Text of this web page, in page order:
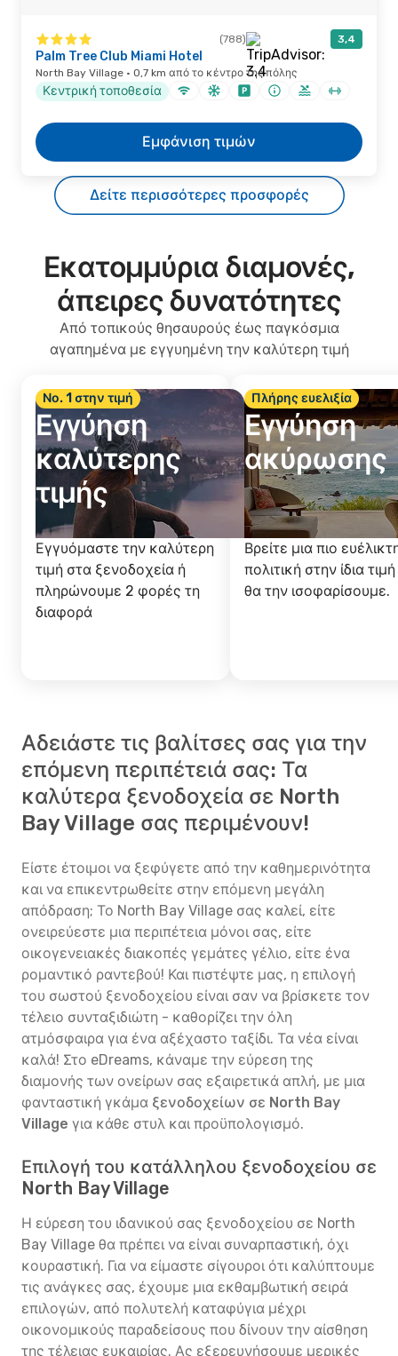
(788) 3,4
Palm Tree Club Miami Hotel
North Bay Village · 0,7 km από το κέντρο της πόλης
Κεντρική τοποθεσία
Εμφάνιση τιμών
Δείτε περισσότερες προσφορές
Εκατομμύρια διαμονές,
άπειρες δυνατότητες
Από τοπικούς θησαυρούς έως παγκόσμια
αγαπημένα με εγγυημένη την καλύτερη τιμή
Νο. 1 στην τιμή
Εγγύηση
καλύτερης
τιμής
Εγγυόμαστε την καλύτερη
τιμή στα ξενοδοχεία ή
πληρώνουμε 2 φορές τη
διαφορά
Πλήρης ευελιξία
Εγγύηση
ακύρωσης
Βρείτε μια πιο
πολιτική στην ίδια
θα την ισοφαρίσουμε.
Αδειάστε τις βαλίτσες σας για την
επόμενη περιπέτειά σας: Τα
καλύτερα ξενοδοχεία σε North
Bay Village σας περιμένουν!
Είστε έτοιμοι να ξεφύγετε από την καθημερινότητα
και να επικεντρωθείτε στην επόμενη μεγάλη
απόδραση; Το North Bay Village σας καλεί, είτε
ονειρεύεστε μια περιπέτεια μόνοι σας, είτε
οικογενειακές διακοπές γεμάτες γέλιο, είτε ένα
ρομαντικό ραντεβού! Και πιστέψτε μας, η επιλογή
του σωστού ξενοδοχείου είναι σαν να βρίσκετε τον
τέλειο συνταξιδιώτη - καθορίζει την όλη
ατμόσφαιρα για ένα αξέχαστο ταξίδι. Τα νέα είναι
καλά! Στο eDreams, κάναμε την εύρεση της
διαμονής των ονείρων σας εξαιρετικά απλή, με μια
φανταστική γκάμα ξενοδοχείων σε North Bay
Village για κάθε στυλ και προϋπολογισμό.
Επιλογή του κατάλληλου ξενοδοχείου σε
North Bay Village
Η εύρεση του ιδανικού σας ξενοδοχείου σε North
Bay Village θα πρέπει να είναι συναρπαστική, όχι
κουραστική. Για να είμαστε σίγουροι ότι καλύπτουμε
τις ανάγκες σας, έχουμε μια εκθαμβωτική σειρά
επιλογών, από πολυτελή καταφύγια μέχρι
οικονομικούς παραδείσους που δίνουν την αίσθηση
της τέλειας ευκαιρίας. Ας εξερευνήσουμε μερικές